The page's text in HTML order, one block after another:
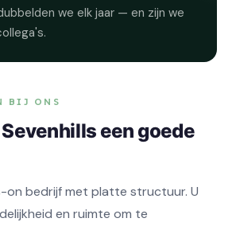
we elk jaar — en zijn we
BIJ ONS
een goede
on bedrijf met platte structuur. U
en ruimte om te